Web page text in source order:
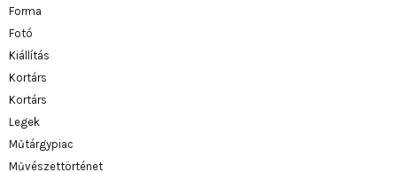
Forma
Fotó
Kiállítás
Kortárs
Kortárs
Legek
Műtárgypiac
Művészettörténet